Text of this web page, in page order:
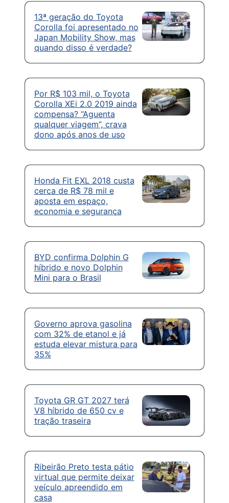
13ª geração do Toyota
Corolla foi apresentado no
Japan Mobility Show, mas
quando disso é verdade?
Por R$ 103 mil, o Toyota
Corolla XEi 2.0 2019 ainda
compensa? “Aguenta
qualquer viagem”, crava
dono após anos de uso
Honda Fit EXL 2018 custa
cerca de R$ 78 mil e
aposta em espaço,
economia e segurança
BYD confirma Dolphin G
híbrido e novo Dolphin
Mini para o Brasil
Governo aprova gasolina
com 32% de etanol e já
estuda elevar mistura para
35%
Toyota GR GT 2027 terá
V8 híbrido de 650 cv e
tração traseira
Ribeirão Preto testa pátio
virtual que permite deixar
veículo apreendido em
casa